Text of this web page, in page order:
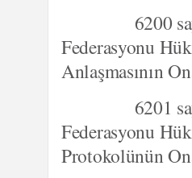
6200 sayılı
Federasyonu
Anlaşmasının
6201 sayılı
Federasyonu
Protokolünün